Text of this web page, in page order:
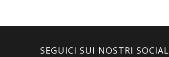
SEGUICI SUI NOSTRI SOCIAL